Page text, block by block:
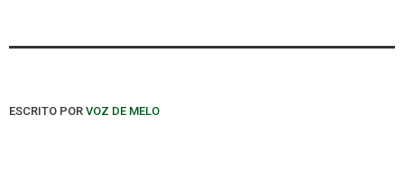
ESCRITO POR VOZ DE MELO